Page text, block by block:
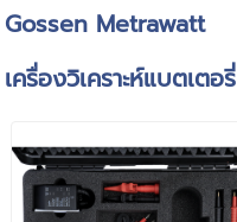
Gossen Metrawatt
เครื่องวิเคราะห์แบตเตอรี่